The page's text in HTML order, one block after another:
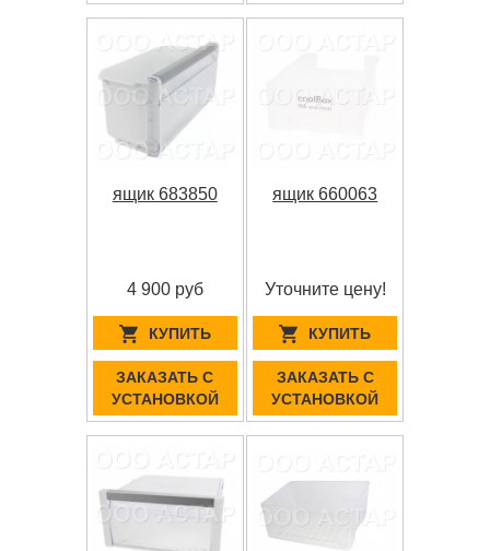
ящик 683850
4 900 руб
КУПИТЬ
ЗАКАЗАТЬ С
УСТАНОВКОЙ
ящик 660063
Уточните цену!
КУПИТЬ
ЗАКАЗАТЬ С
УСТАНОВКОЙ